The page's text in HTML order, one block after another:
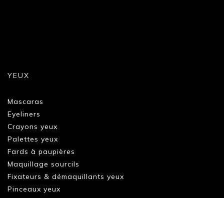
YEUX
Mascaras
Eyeliners
Crayons yeux
Palettes yeux
Fards à paupières
Maquillage sourcils
Fixateurs & démaquillants yeux
Pinceaux yeux